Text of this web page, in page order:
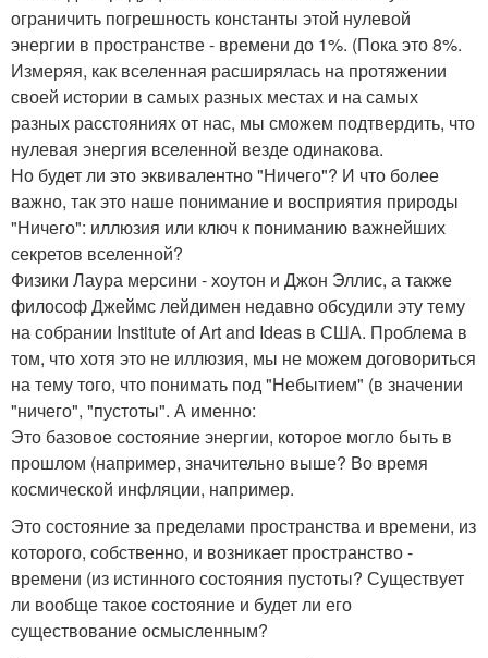
ограничить погрешность константы этой нулевой
энергии в пространстве - времени до 1%. (Пока это 8%.
Измеряя, как вселенная расширялась на протяжении
своей истории в самых разных местах и на самых
разных расстояниях от нас, мы сможем подтвердить, что
нулевая энергия вселенной везде одинакова.
Но будет ли это эквивалентно "Ничего"? И что более
важно, так это наше понимание и восприятия природы
"Ничего": иллюзия или ключ к пониманию важнейших
секретов вселенной?
Физики Лаура мерсини - хоутон и Джон Эллис, а также
философ Джеймс лейдимен недавно обсудили эту тему
на собрании Institute of Art and Ideas в США. Проблема в
том, что хотя это не иллюзия, мы не можем договориться
на тему того, что понимать под "Небытием" (в значении
"ничего", "пустоты". А именно:
Это базовое состояние энергии, которое могло быть в
прошлом (например, значительно выше? Во время
космической инфляции, например.
Это состояние за пределами пространства и времени, из
которого, собственно, и возникает пространство -
времени (из истинного состояния пустоты? Существует
ли вообще такое состояние и будет ли его
существование осмысленным?